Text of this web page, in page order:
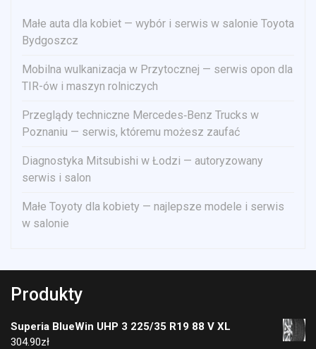
Małe auta dla kobiet — wybór i serwis w salonie Toyota
Bydgoszcz
Mobilna wulkanizacja w Przytocznej — serwis opon dla
TIR-ów i maszyn rolniczych
Przeglądy techniczne Mercedes‑Benz Trucks w
Poznaniu — serwis, któremu możesz zaufać
Diagnostyka Mitsubishi w Łodzi — autoryzowany
serwis i salon
Małe Toyoty dla kobiety — najlepsze modele i serwis
w salonie
Produkty
Superia BlueWin UHP 3 225/35 R19 88 V XL
304.90zł